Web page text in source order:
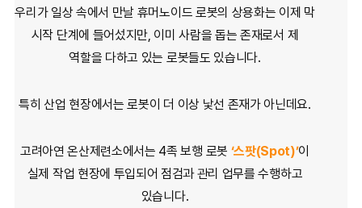
우리가 일상 속에서 만날 휴머노이드 로봇의 상용화는 이제 막
시작 단계에 들어섰지만, 이미 사람을 돕는 존재로서 제
역할을 다하고 있는 로봇들도 있습니다.
특히 산업 현장에서는 로봇이 더 이상 낯선 존재가 아닌데요.
고려아연 온산제련소에서는 4족 보행 로봇 ‘스팟(Spot)’이
실제 작업 현장에 투입되어 점검과 관리 업무를 수행하고
있습니다.